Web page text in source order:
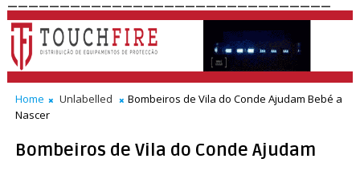
Home Unlabelled
Bombeiros de Vila do Conde Ajudam Bebé a
Nascer
Bombeiros de Vila do Conde Ajudam